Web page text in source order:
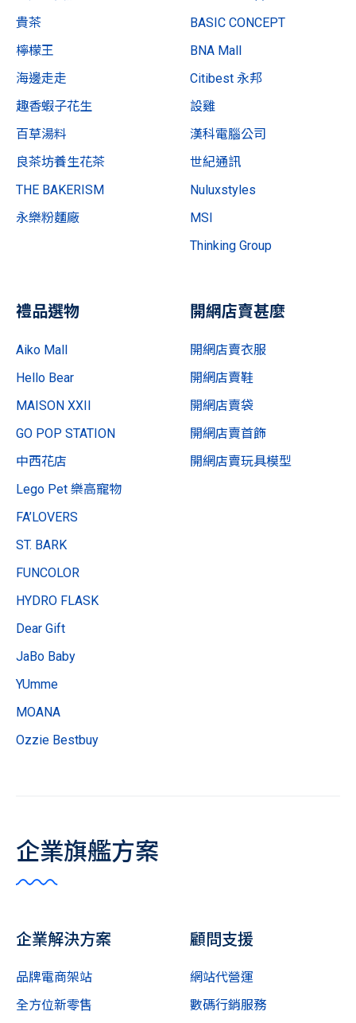
貴茶
檸檬王
海邊走走
趣香蝦子花生
百草湯料
良茶坊養生花茶
THE BAKERISM
永樂粉麵廠
BASIC CONCEPT
BNA Mall
Citibest 永邦
設雞
漢科電腦公司
世紀通訊
Nuluxstyles
MSI
Thinking Group
禮品選物
Aiko Mall
Hello Bear
MAISON XXII
GO POP STATION
中西花店
Lego Pet 樂高寵物
FA’LOVERS
ST. BARK
FUNCOLOR
HYDRO FLASK
Dear Gift
JaBo Baby
YUmme
MOANA
Ozzie Bestbuy
開網店賣甚麼
開網店賣衣服
開網店賣鞋
開網店賣袋
開網店賣首飾
開網店賣玩具模型
企業旗艦方案
企業解決方案
品牌電商架站
全方位新零售
顧問支援
網站代營運
數碼行銷服務